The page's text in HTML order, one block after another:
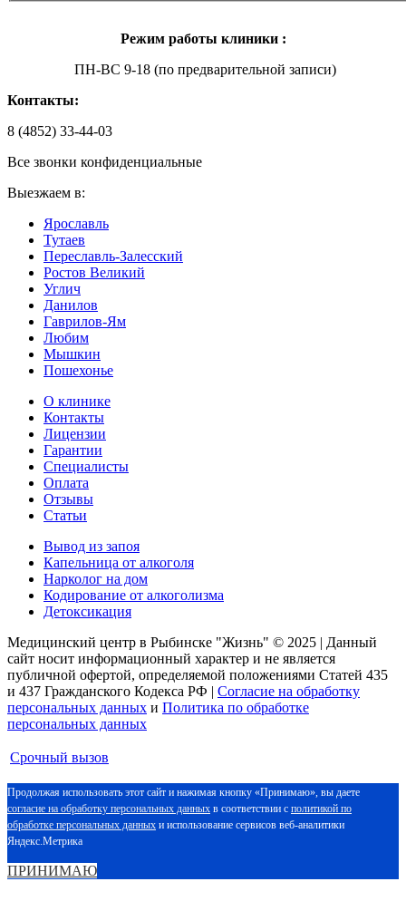
Режим работы клиники :
ПН-ВС 9-18 (по предварительной записи)
Контакты:
8 (4852) 33-44-03
Все звонки конфиденциальные
Выезжаем в:
Ярославль
Тутаев
Переславль-Залесский
Ростов Великий
Углич
Данилов
Гаврилов-Ям
Любим
Мышкин
Пошехонье
О клинике
Контакты
Лицензии
Гарантии
Специалисты
Оплата
Отзывы
Статьи
Вывод из запоя
Капельница от алкоголя
Нарколог на дом
Кодирование от алкоголизма
Детоксикация
Медицинский центр в Рыбинске "Жизнь" © 2025 | Данный
сайт носит информационный характер и не является
публичной офертой, определяемой положениями Статей 435
и 437 Гражданского Кодекса РФ | Согласие на обработку
персональных данных и Политика по обработке
персональных данных
Срочный вызов
Продолжая использовать этот сайт и нажимая кнопку «Принимаю», вы даете
согласие на обработку персональных данных в соответствии с политикой по
обработке персональных данных и использование сервисов веб-аналитики
Яндекс.Метрика
ПРИНИМАЮ